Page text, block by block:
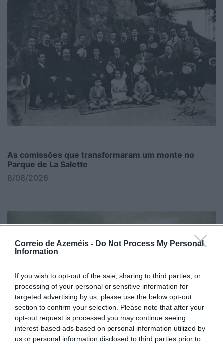
Correio de Azeméis - Do Not Process My Personal
Information
If you wish to opt-out of the sale, sharing to third parties, or
processing of your personal or sensitive information for
targeted advertising by us, please use the below opt-out
section to confirm your selection. Please note that after your
opt-out request is processed you may continue seeing
interest-based ads based on personal information utilized by
us or personal information disclosed to third parties prior to
As comissões que transformaram um monte no
Parque de La Salette
8/08/2026